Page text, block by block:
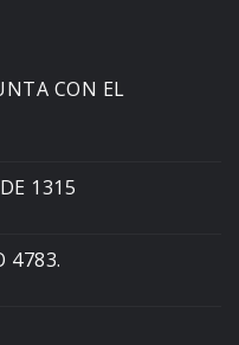
CON EL
1315
4783.